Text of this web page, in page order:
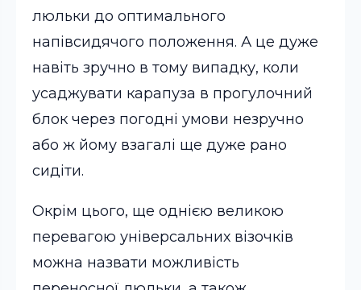
люльки до оптимального
напівсидячого положення. А це дуже
навіть зручно в тому випадку, коли
усаджувати карапуза в прогулочний
блок через погодні умови незручно
або ж йому взагалі ще дуже рано
сидіти.
Окрім цього, ще однією великою
перевагою універсальних візочків
можна назвати можливість